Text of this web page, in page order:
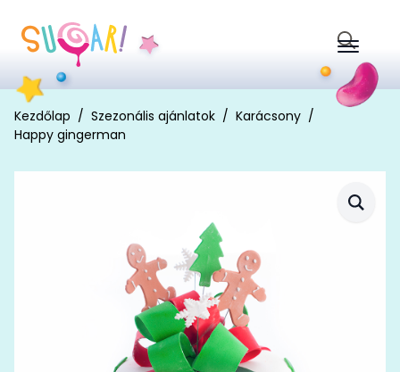
Search
for:
Kezdőlap Szezonális ajánlatok
Karácsony
Happy gingerman